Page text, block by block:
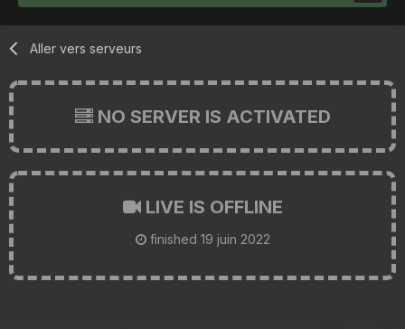
Aller vers serveurs
NO SERVER IS ACTIVATED
LIVE IS OFFLINE
finished 19 juin 2022